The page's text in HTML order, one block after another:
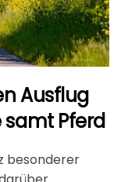
Ausflug
samt Pferd
besonderer